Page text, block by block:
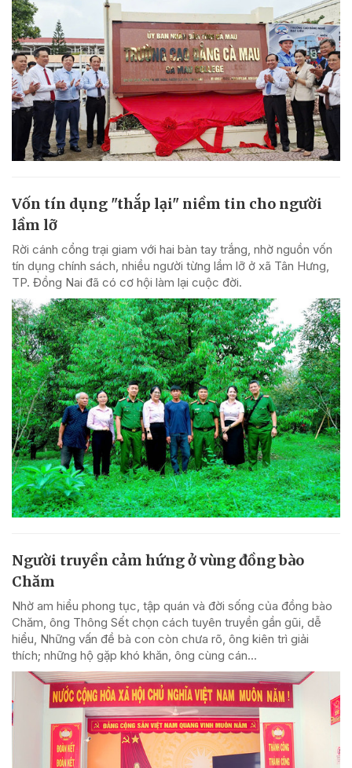
Vốn tín dụng "thắp lại" niềm tin cho người
lầm lỡ
Rời cánh cổng trại giam với hai bàn tay trắng, nhờ nguồn vốn
tín dụng chính sách, nhiều người từng lầm lỡ ở xã Tân Hưng,
TP. Đồng Nai đã có cơ hội làm lại cuộc đời.
Người truyền cảm hứng ở vùng đồng bào
Chăm
Nhờ am hiểu phong tục, tập quán và đời sống của đồng bào
Chăm, ông Thông Sết chọn cách tuyên truyền gần gũi, dễ
hiểu, Những vấn đề bà con còn chưa rõ, ông kiên trì giải
thích; những hộ gặp khó khăn, ông cùng cán...